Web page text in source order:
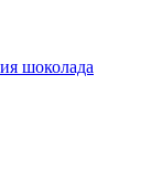
шоколада